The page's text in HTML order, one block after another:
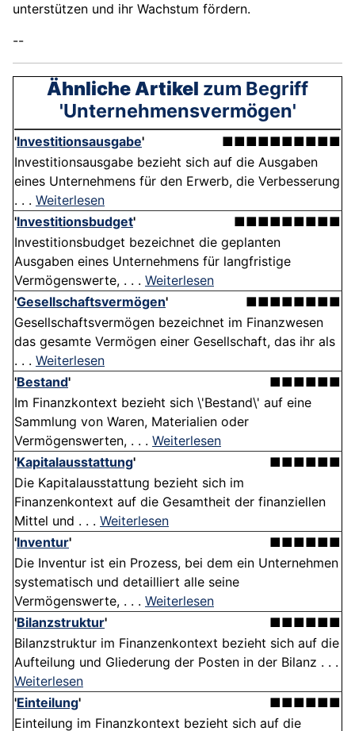
unterstützen und ihr Wachstum fördern.
--
Ähnliche Artikel zum Begriff
'Unternehmensvermögen'
'Investitionsausgabe'
■■■■■■■■■■
Investitionsausgabe bezieht sich auf die Ausgaben
eines Unternehmens für den Erwerb, die Verbesserung
. . . Weiterlesen
'Investitionsbudget'
■■■■■■■■■
Investitionsbudget bezeichnet die geplanten
Ausgaben eines Unternehmens für langfristige
Vermögenswerte, . . . Weiterlesen
'Gesellschaftsvermögen'
■■■■■■■■
Gesellschaftsvermögen bezeichnet im Finanzwesen
das gesamte Vermögen einer Gesellschaft, das ihr als
. . . Weiterlesen
'Bestand'
■■■■■■
Im Finanzkontext bezieht sich \'Bestand\' auf eine
Sammlung von Waren, Materialien oder
Vermögenswerten, . . . Weiterlesen
'Kapitalausstattung'
■■■■■■
Die Kapitalausstattung bezieht sich im
Finanzenkontext auf die Gesamtheit der finanziellen
Mittel und . . . Weiterlesen
'Inventur'
■■■■■■
Die Inventur ist ein Prozess, bei dem ein Unternehmen
systematisch und detailliert alle seine
Vermögenswerte, . . . Weiterlesen
'Bilanzstruktur'
■■■■■■
Bilanzstruktur im Finanzenkontext bezieht sich auf die
Aufteilung und Gliederung der Posten in der Bilanz . . .
Weiterlesen
'Einteilung'
■■■■■■
Einteilung im Finanzkontext bezieht sich auf die